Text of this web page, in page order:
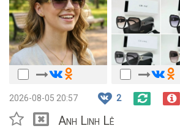
2026-08-05 20:57 2
Anh Linh Lê